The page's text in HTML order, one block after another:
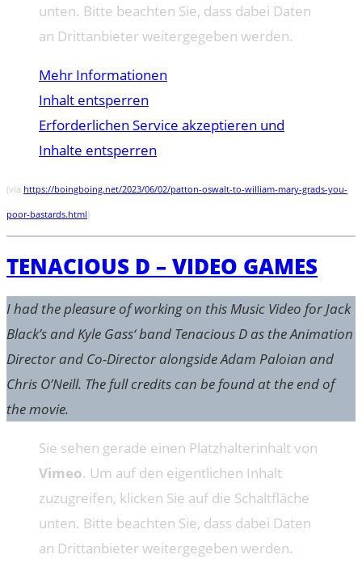
unten. Bitte beachten Sie, dass dabei Daten
an Drittanbieter weitergegeben werden.
Mehr Informationen
Inhalt entsperren
Erforderlichen Service akzeptieren und
Inhalte entsperren
(via https://boingboing.net/2023/06/02/patton-oswalt-to-william-mary-grads-you-
poor-bastards.html)
TENACIOUS D – VIDEO GAMES
I had the pleasure of working on this Music Video for Jack
Black’s and Kyle Gass‘ band Tenacious D as the Animation
Director and Co-Director alongside Adam Paloian and
Chris O’Neill. The full credits can be found at the end of
the movie.
Sie sehen gerade einen Platzhalterinhalt von
Vimeo. Um auf den eigentlichen Inhalt
zuzugreifen, klicken Sie auf die Schaltfläche
unten. Bitte beachten Sie, dass dabei Daten
an Drittanbieter weitergegeben werden.